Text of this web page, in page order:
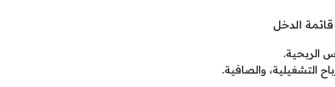
قائمة الدخل
الربحية.
التشغيلية، والصافية.